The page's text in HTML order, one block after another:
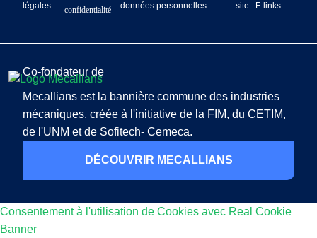
légales
confidentialité
données personnelles
site : F-links
Co-fondateur de
Mecallians est la bannière commune des industries
mécaniques, créée à l'initiative de la FIM, du CETIM,
de l'UNM et de Sofitech- Cemeca.
DÉCOUVRIR MECALLIANS
Consentement à l'utilisation de Cookies avec Real Cookie
Banner